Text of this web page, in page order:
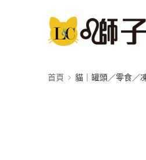
首頁 貓｜罐頭／零食／